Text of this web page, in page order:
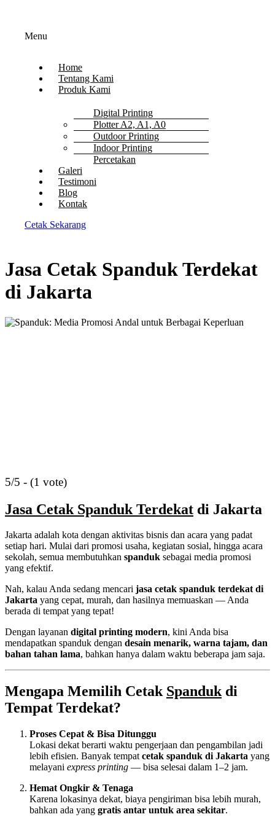
Menu
Home
Tentang Kami
Produk Kami
Digital Printing
Plotter A2, A1, A0
Outdoor Printing
Indoor Printing
Percetakan
Galeri
Testimoni
Blog
Kontak
Cetak Sekarang
Jasa Cetak Spanduk Terdekat
di Jakarta
5/5 - (1 vote)
Jasa Cetak Spanduk Terdekat di Jakarta
Jakarta adalah kota dengan aktivitas bisnis dan acara yang padat
setiap hari. Mulai dari promosi usaha, kegiatan sosial, hingga acara
sekolah, semua membutuhkan spanduk sebagai media promosi
yang efektif.
Nah, kalau Anda sedang mencari jasa cetak spanduk terdekat di
Jakarta yang cepat, murah, dan hasilnya memuaskan — Anda
berada di tempat yang tepat!
Dengan layanan digital printing modern, kini Anda bisa
mendapatkan spanduk dengan desain menarik, warna tajam, dan
bahan tahan lama, bahkan hanya dalam waktu beberapa jam saja.
Mengapa Memilih Cetak Spandukdi
Tempat Terdekat?
Proses Cepat & Bisa Ditunggu
Lokasi dekat berarti waktu pengerjaan dan pengambilan jadi
lebih efisien. Banyak tempat cetak spanduk di Jakarta yang
melayani express printing — bisa selesai dalam 1–2 jam.
Hemat Ongkir & Tenaga
Karena lokasinya dekat, biaya pengiriman bisa lebih murah,
bahkan ada yang gratis antar untuk area sekitar.